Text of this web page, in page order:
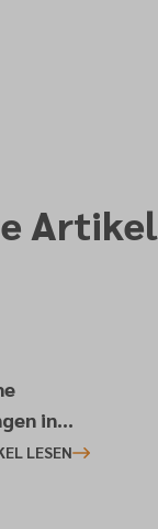
Artikel
in
ihre
LESEN